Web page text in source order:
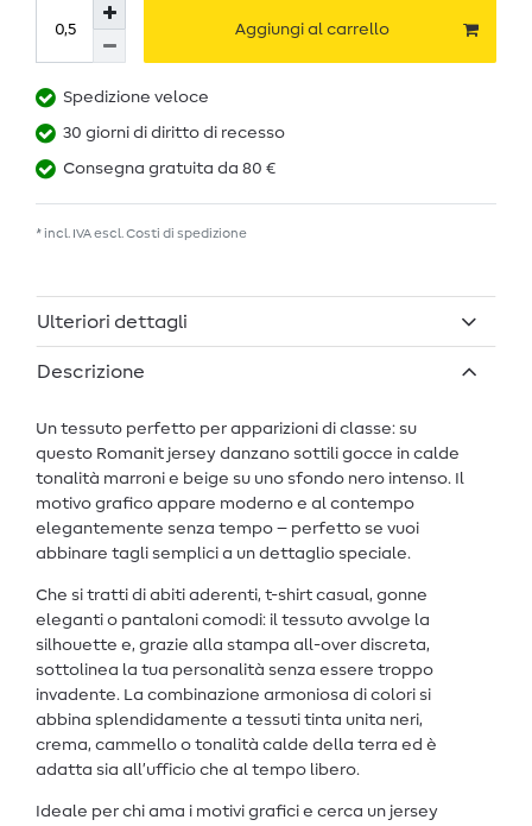
Aggiungi al carrello
Spedizione veloce
30 giorni di diritto di recesso
Consegna gratuita da 80 €
* incl. IVA escl.Costi di spedizione
Ulteriori dettagli
Descrizione
Un tessuto perfetto per apparizioni di classe: su
questo Romanit jersey danzano sottili gocce in calde
tonalità marroni e beige su uno sfondo nero intenso. Il
motivo grafico appare moderno e al contempo
elegantemente senza tempo – perfetto se vuoi
abbinare tagli semplici a un dettaglio speciale.
Che si tratti di abiti aderenti, t-shirt casual, gonne
eleganti o pantaloni comodi: il tessuto avvolge la
silhouette e, grazie alla stampa all-over discreta,
sottolinea la tua personalità senza essere troppo
invadente. La combinazione armoniosa di colori si
abbina splendidamente a tessuti tinta unita neri,
crema, cammello o tonalità calde della terra ed è
adatta sia all’ufficio che al tempo libero.
Ideale per chi ama i motivi grafici e cerca un jersey